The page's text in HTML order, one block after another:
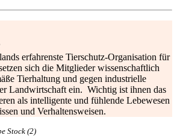
erfahrenste Tierschutz-Organisation für
sich die Mitglieder wissenschaftlich
Tierhaltung und gegen industrielle
Landwirtschaft ein. Wichtig ist ihnen das
als intelligente und fühlende Lebewesen
und Verhaltensweisen.
Stock (2)